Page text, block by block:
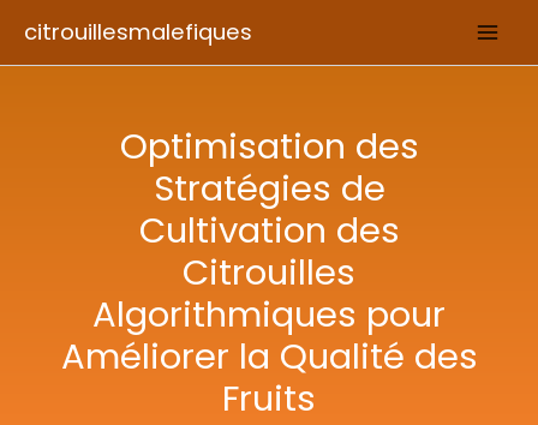
citrouillesmalefiques
Optimisation des
Stratégies de
Cultivation des
Citrouilles
Algorithmiques pour
Améliorer la Qualité des
Fruits